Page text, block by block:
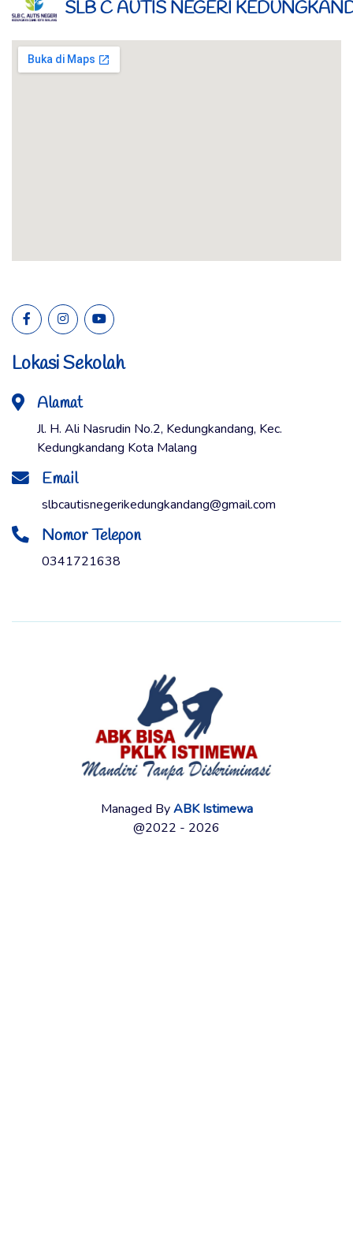
SLB C AUTIS NEGERI
Lokasi Sekolah
Alamat
Jl. H. Ali Nasrudin No.2, Kedungkandang, Kec.
Kedungkandang Kota Malang
Email
slbcautisnegerikedungkandang@gmail.com
Nomor Telepon
0341721638
Managed ByABK Istimewa
@2022 - 2026